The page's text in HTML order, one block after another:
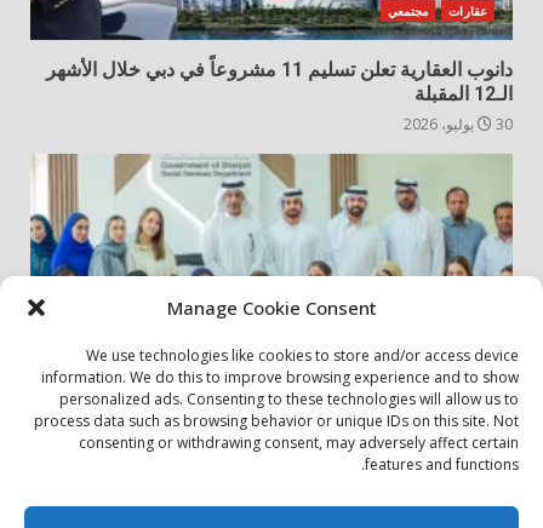
Manage Cookie Consent
We use technologies like cookies to store and/or access device
information. We do this to improve browsing experience and to show
personalized ads. Consenting to these technologies will allow us to
process data such as browsing behavior or unique IDs on this site. Not
consenting or withdrawing consent, may adversely affect certain
features and functions.
عقارات مجتمعي
دانوب العقارية تعلن تسليم 11 مشروعاً في دبي خلال الأشهر
الـ12 المقبلة
30 يوليو، 2026
أخبار المجتمع مجتمعي
الشارقة لإدارة الأصول تنظم زيارة إلى دار رعاية المسنين